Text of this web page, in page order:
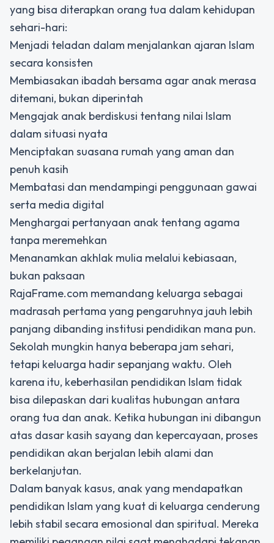
yang bisa diterapkan orang tua dalam kehidupan
sehari-hari:
Menjadi teladan dalam menjalankan ajaran Islam
secara konsisten
Membiasakan ibadah bersama agar anak merasa
ditemani, bukan diperintah
Mengajak anak berdiskusi tentang nilai Islam
dalam situasi nyata
Menciptakan suasana rumah yang aman dan
penuh kasih
Membatasi dan mendampingi penggunaan gawai
serta media digital
Menghargai pertanyaan anak tentang agama
tanpa meremehkan
Menanamkan akhlak mulia melalui kebiasaan,
bukan paksaan
RajaFrame.com memandang keluarga sebagai
madrasah pertama yang pengaruhnya jauh lebih
panjang dibanding institusi pendidikan mana pun.
Sekolah mungkin hanya beberapa jam sehari,
tetapi keluarga hadir sepanjang waktu. Oleh
karena itu, keberhasilan pendidikan Islam tidak
bisa dilepaskan dari kualitas hubungan antara
orang tua dan anak. Ketika hubungan ini dibangun
atas dasar kasih sayang dan kepercayaan, proses
pendidikan akan berjalan lebih alami dan
berkelanjutan.
Dalam banyak kasus, anak yang mendapatkan
pendidikan Islam yang kuat di keluarga cenderung
lebih stabil secara emosional dan spiritual. Mereka